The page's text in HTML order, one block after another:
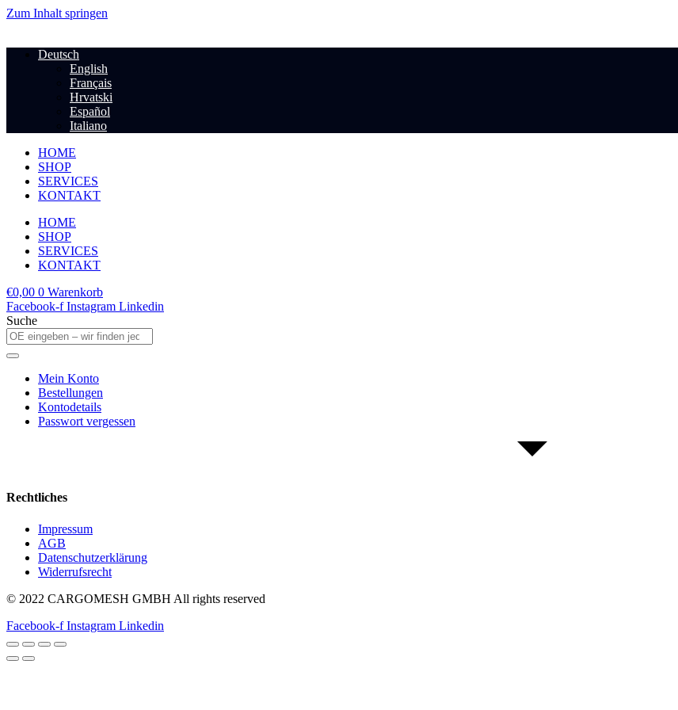
Zum Inhalt springen
Deutsch
English
Français
Hrvatski
Español
Italiano
HOME
SHOP
SERVICES
KONTAKT
HOME
SHOP
SERVICES
KONTAKT
€0,00 0 Warenkorb
Facebook-f Instagram Linkedin
Suche
Mein Konto
Bestellungen
Kontodetails
Passwort vergessen
Rechtliches
Impressum
AGB
Datenschutzerklärung
Widerrufsrecht
© 2022 CARGOMESH GMBH All rights reserved
Facebook-f Instagram Linkedin